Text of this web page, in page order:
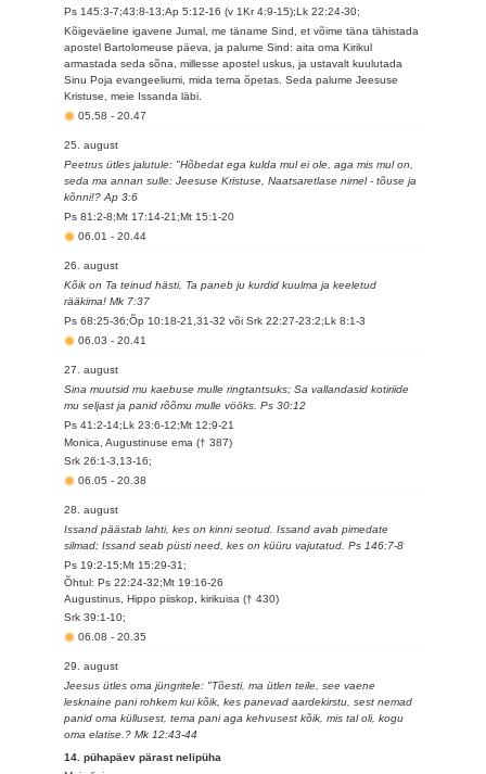
Ps 145:3-7;43:8-13;Ap 5:12-16 (v 1Kr 4:9-15);Lk 22:24-30;
Kõigeväeline igavene Jumal, me täname Sind, et võime täna tähistada
apostel Bartolomeuse päeva, ja palume Sind: aita oma Kirikul
armastada seda sõna, millesse apostel uskus, ja ustavalt kuulutada
Sinu Poja evangeeliumi, mida tema õpetas. Seda palume Jeesuse
Kristuse, meie Issanda läbi.
05.58-20.47
25. august
Peetrus ütles jalutule: "Hõbedat ega kulda mul ei ole, aga mis mul on,
seda ma annan sulle: Jeesuse Kristuse, Naatsaretlase nimel - tõuse ja
kõnni!? Ap 3:6
Ps 81:2-8;Mt 17:14-21;Mt 15:1-20
06.01-20.44
26. august
Kõik on Ta teinud hästi, Ta paneb ju kurdid kuulma ja keeletud
rääkima! Mk 7:37
Ps 68:25-36;Õp 10:18-21,31-32 või Srk 22:27-23:2;Lk 8:1-3
06.03-20.41
27. august
Sina muutsid mu kaebuse mulle ringtantsuks; Sa vallandasid kotiriide
mu seljast ja panid rõõmu mulle vööks. Ps 30:12
Ps 41:2-14;Lk 23:6-12;Mt 12:9-21
Monica, Augustinuse ema († 387)
Srk 26:1-3,13-16;
06.05-20.38
28. august
Issand päästab lahti, kes on kinni seotud. Issand avab pimedate
silmad; Issand seab püsti need, kes on küüru vajutatud. Ps 146:7-8
Ps 19:2-15;Mt 15:29-31;
Õhtul: Ps 22:24-32;Mt 19:16-26
Augustinus, Hippo piiskop, kirikuisa († 430)
Srk 39:1-10;
06.08-20.35
29. august
Jeesus ütles oma jüngritele: "Tõesti, ma ütlen teile, see vaene
lesknaine pani rohkem kui kõik, kes panevad aardekirstu, sest nemad
panid oma küllusest, tema pani aga kehvusest kõik, mis tal oli, kogu
oma elatise.? Mk 12:43-44
14. pühapäev pärast nelipüha